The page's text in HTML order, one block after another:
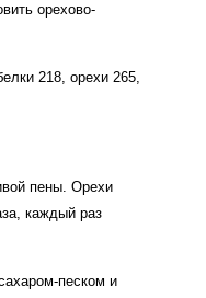
орехово-
218, орехи 265,
пены. Орехи
каждый раз
песком и